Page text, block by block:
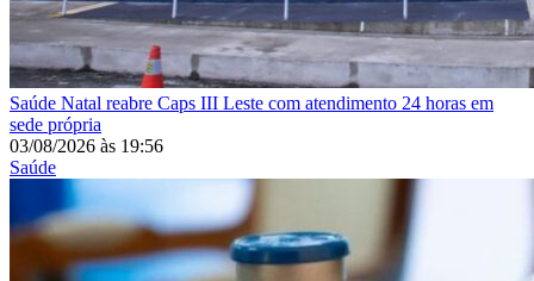
Saúde Natal reabre Caps III Leste com atendimento 24 horas em
sede própria
03/08/2026 às 19:56
Saúde